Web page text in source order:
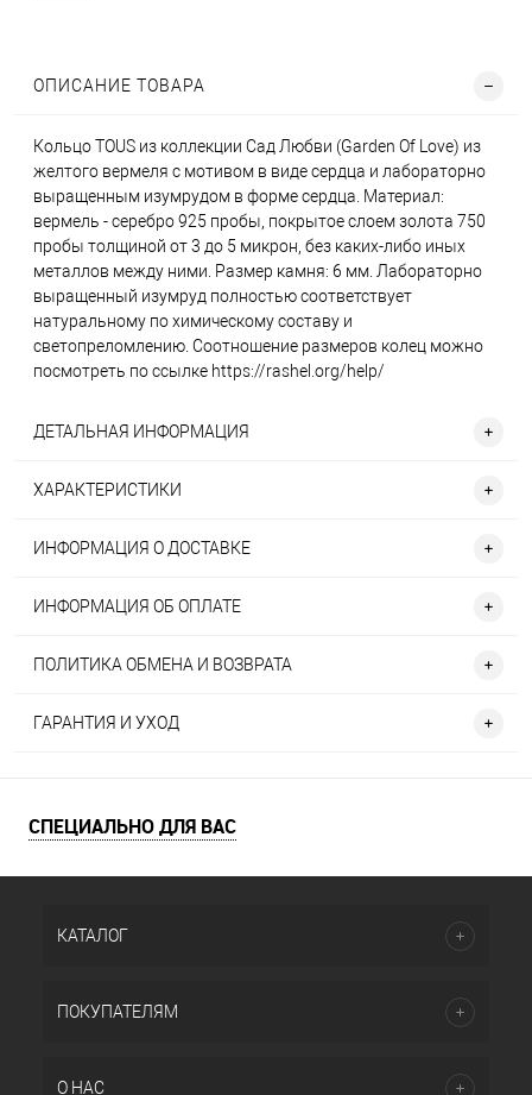
ОПИСАНИЕ ТОВАРА
Кольцо TOUS из коллекции Сад Любви (Garden Of Love) из
желтого вермеля с мотивом в виде сердца и лабораторно
выращенным изумрудом в форме сердца. Материал:
вермель - серебро 925 пробы, покрытое слоем золота 750
пробы толщиной от 3 до 5 микрон, без каких-либо иных
металлов между ними. Размер камня: 6 мм. Лабораторно
выращенный изумруд полностью соответствует
натуральному по химическому составу и
светопреломлению. Соотношение размеров колец можно
посмотреть по ссылке https://rashel.org/help/
ДЕТАЛЬНАЯ ИНФОРМАЦИЯ
ХАРАКТЕРИСТИКИ
ИНФОРМАЦИЯ О ДОСТАВКЕ
ИНФОРМАЦИЯ ОБ ОПЛАТЕ
ПОЛИТИКА ОБМЕНА И ВОЗВРАТА
ГАРАНТИЯ И УХОД
СПЕЦИАЛЬНО ДЛЯ ВАС
КАТАЛОГ
ПОКУПАТЕЛЯМ
О НАС